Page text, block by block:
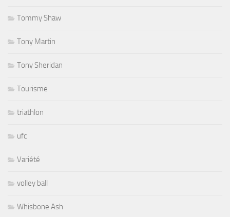
Tommy Shaw
Tony Martin
Tony Sheridan
Tourisme
triathlon
ufc
Variété
volley ball
Whisbone Ash